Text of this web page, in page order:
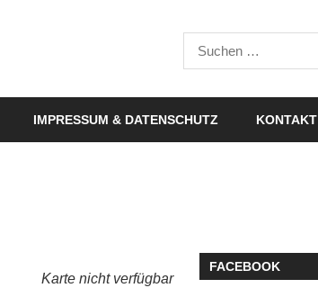
Suchen
nach:
IMPRESSUM & DATENSCHUTZ KONTAKT
Karte nicht verfügbar
FACEBOOK